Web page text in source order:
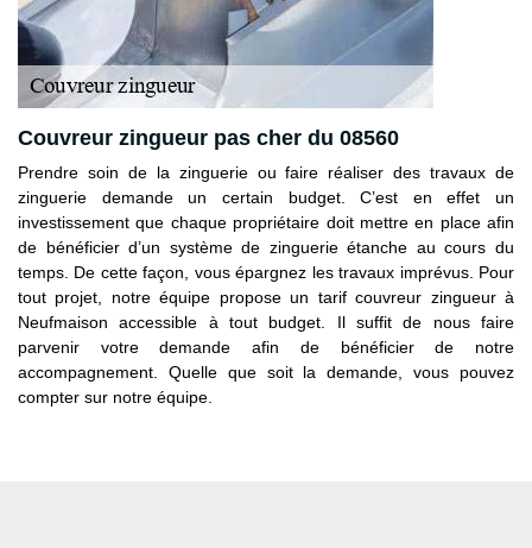
Couvreur zingueur pas cher du 08560
Prendre soin de la zinguerie ou faire réaliser des travaux de
zinguerie demande un certain budget. C’est en effet un
investissement que chaque propriétaire doit mettre en place afin
de bénéficier d’un système de zinguerie étanche au cours du
temps. De cette façon, vous épargnez les travaux imprévus. Pour
tout projet, notre équipe propose un tarif couvreur zingueur à
Neufmaison accessible à tout budget. Il suffit de nous faire
parvenir votre demande afin de bénéficier de notre
accompagnement. Quelle que soit la demande, vous pouvez
compter sur notre équipe.